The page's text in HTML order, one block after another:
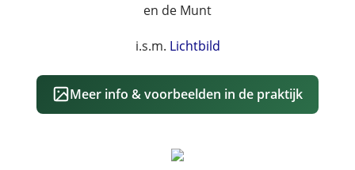
en de Munt
i.s.m. Lichtbild
Meer info & voorbeelden in de praktijk